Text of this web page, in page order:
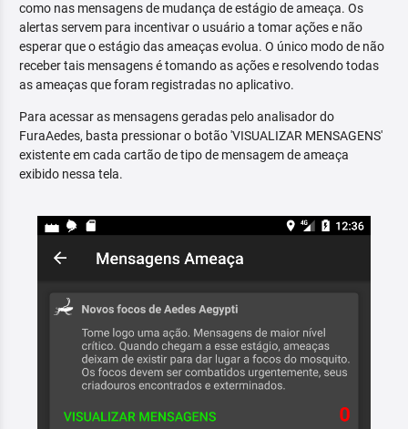
como nas mensagens de mudança de estágio de ameaça. Os
alertas servem para incentivar o usuário a tomar ações e não
esperar que o estágio das ameaças evolua. O único modo de não
receber tais mensagens é tomando as ações e resolvendo todas
as ameaças que foram registradas no aplicativo.
Para acessar as mensagens geradas pelo analisador do
FuraAedes, basta pressionar o botão 'VISUALIZAR MENSAGENS'
existente em cada cartão de tipo de mensagem de ameaça
exibido nessa tela.